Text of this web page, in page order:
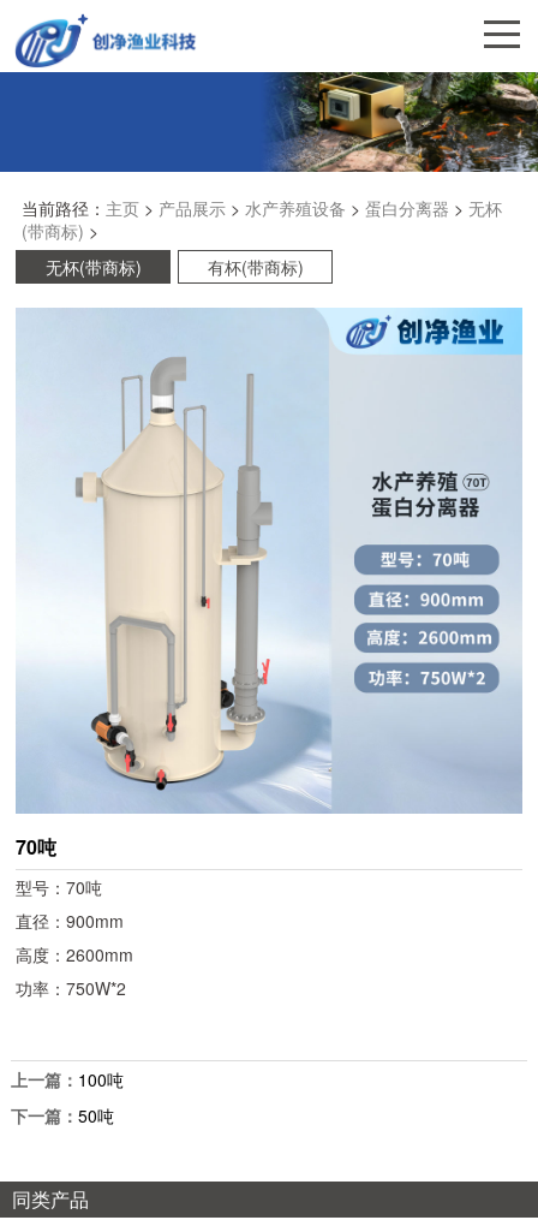
当前路径： 主页> 产品展示> 水产养殖设备 > 蛋白分离器 > 无杯
(带商标) >
无杯(带商标)
有杯(带商标)
70吨
型号：70吨
直径：900mm
高度：2600mm
功率：750W*2
上一篇： 100吨
下一篇： 50吨
同类产品